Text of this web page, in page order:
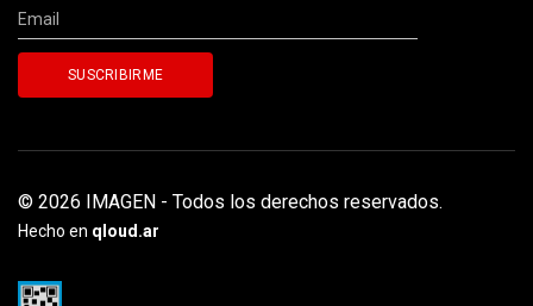
© 2026 IMAGEN - Todos los derechos reservados.
Hecho en qloud.ar